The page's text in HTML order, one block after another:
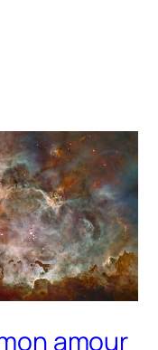
amour